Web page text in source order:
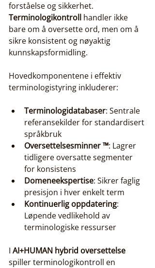
forståelse og sikkerhet.
Terminologikontroll handler ikke
bare om å oversette ord, men om å
sikre konsistent og nøyaktig
kunnskapsformidling.
Hovedkomponentene i effektiv
terminologistyring inkluderer:
Terminologidatabaser: Sentrale
referansekilder for standardisert
språkbruk
Oversettelsesminner ™: Lagrer
tidligere oversatte segmenter
for konsistens
Domeneekspertise: Sikrer faglig
presisjon i hver enkelt term
Kontinuerlig oppdatering:
Løpende vedlikehold av
terminologiske ressurser
I AI+HUMAN hybrid oversettelse
spiller terminologikontroll en